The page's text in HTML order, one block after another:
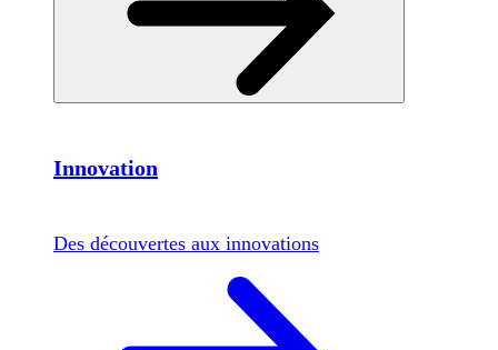
Innovation
Des découvertes aux innovations